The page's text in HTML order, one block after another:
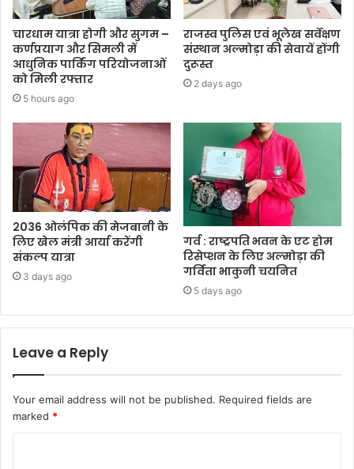
चारधाम यात्रा होगी और सुगम –
कर्णप्रयाग और सिमली में
आधुनिक पार्किंग परियोजनाओं
को मिली रफ्तार
5 hours ago
राजस्व पुलिस एवं भूलेख सर्वेक्षण
संस्थान अल्मोड़ा की सेवायें होंगी
दुरूस्त
2 days ago
2036 ओलंपिक की मेजबानी के
लिए खेल मंत्री आर्या करेंगी
संकल्प यात्रा
3 days ago
गर्व : राष्ट्रपति भवन के एट होम
रिसेप्शन के लिए अल्मोड़ा की
गर्विता भाकुनी चयनित
5 days ago
Leave a Reply
Your email address will not be published. Required fields are
marked *